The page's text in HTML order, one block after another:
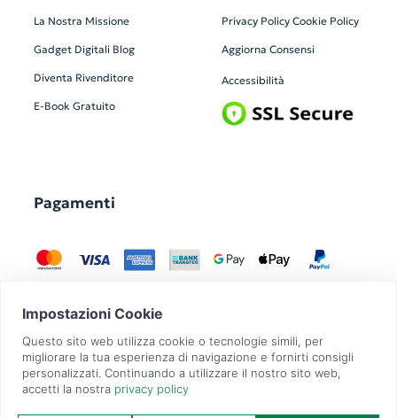
La Nostra Missione
Gadget Digitali Blog
Diventa Rivenditore
E-Book Gratuito
Privacy Policy Cookie Policy
Aggiorna Consensi
Accessibilità
Pagamenti
GadgetZilla è un Brand di Overbi S.r.l.| realizzato con Contit
| © 2026 Tutti
i diritti riservati | P.IVA: 09351560967